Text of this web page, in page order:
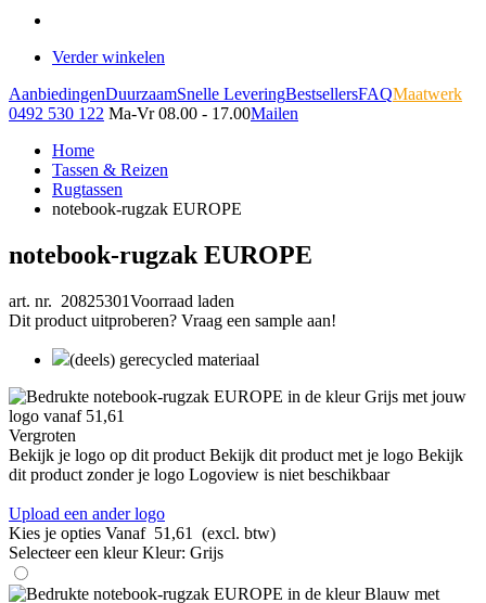
Verder winkelen
AanbiedingenDuurzaamSnelle LeveringBestsellersFAQMaatwerk
0492 530 122 Ma-Vr 08.00 - 17.00Mailen
Home
Tassen & Reizen
Rugtassen
notebook-rugzak EUROPE
notebook-rugzak EUROPE
art. nr. 20825301Voorraad laden
Dit product uitproberen? Vraag een sample aan!
(deels) gerecycled materiaal
Vergroten
Bekijk je logo op dit product Bekijk dit product met je logo Bekijk
dit product zonder je logo Logoview is niet beschikbaar
Upload een ander logo
Kies je opties Vanaf 51,61
(excl. btw)
Selecteer een kleur Kleur: Grijs